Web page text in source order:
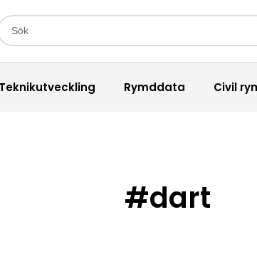
Teknikutveckling Rymddata Civil
#dart